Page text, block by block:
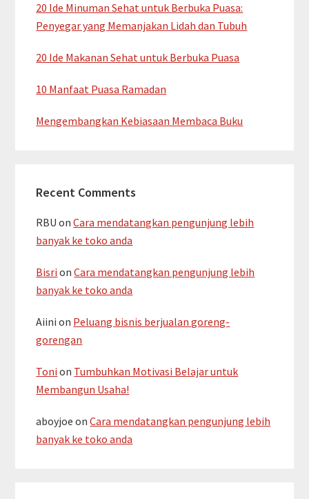
20 Ide Minuman Sehat untuk Berbuka Puasa:
Penyegar yang Memanjakan Lidah dan Tubuh
20 Ide Makanan Sehat untuk Berbuka Puasa
10 Manfaat Puasa Ramadan
Mengembangkan Kebiasaan Membaca Buku
Recent Comments
RBU onCara mendatangkan pengunjung lebih
banyak ke toko anda
Bisri onCara mendatangkan pengunjung lebih
banyak ke toko anda
Aiini on Peluang bisnis berjualan goreng-
gorengan
Toni on Tumbuhkan Motivasi Belajar untuk
Membangun Usaha!
aboyjoe onCara mendatangkan pengunjung lebih
banyak ke toko anda